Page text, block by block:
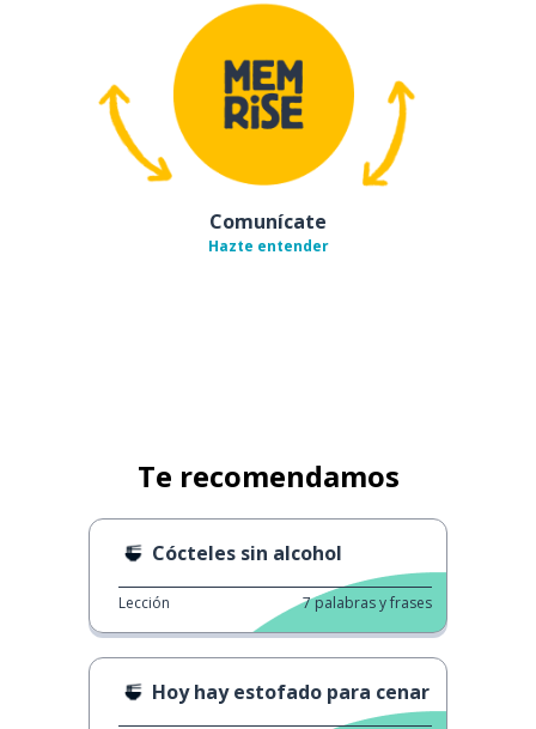
Comunícate
Hazte entender
Te recomendamos
Cócteles sin alcohol
Lección 7palabras y frases
Hoy hay estofado para cenar